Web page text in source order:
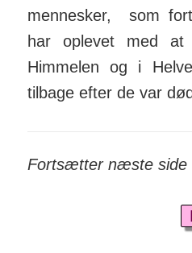
mennesker, som
har oplevet med
Himmelen og i
tilbage efter de var
Fortsætter næste side